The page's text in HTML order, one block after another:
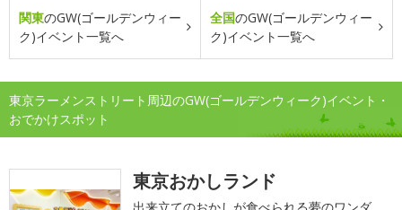
関東のGW(ゴールデンウィー
ク)イベント一覧へ
全国のGW(ゴールデンウィー
ク)イベント一覧へ
東京ラーメンストリート周辺のGW(ゴールデンウィーク)イベント・
おでかけスポット
東京おかしランド